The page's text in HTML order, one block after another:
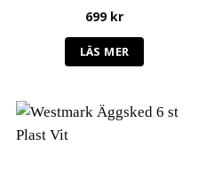
699 kr
LÄS MER